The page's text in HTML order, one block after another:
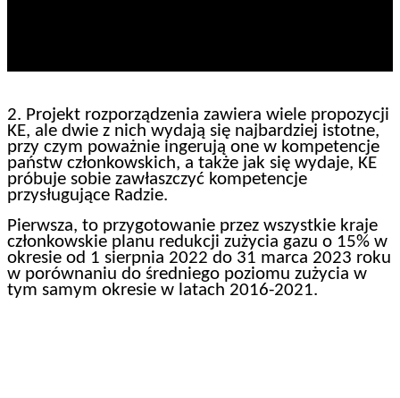
2. Projekt rozporządzenia zawiera wiele propozycji
KE, ale dwie z nich wydają się najbardziej istotne,
przy czym poważnie ingerują one w kompetencje
państw członkowskich, a także jak się wydaje, KE
próbuje sobie zawłaszczyć kompetencje
przysługujące Radzie.
Pierwsza, to przygotowanie przez wszystkie kraje
członkowskie planu redukcji zużycia gazu o 15% w
okresie od 1 sierpnia 2022 do 31 marca 2023 roku
w porównaniu do średniego poziomu zużycia w
tym samym okresie w latach 2016-2021.